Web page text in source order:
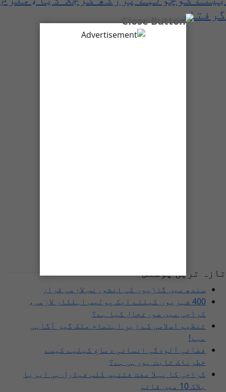
گرفتار
تازہ ترین پوسٹس
سندھ میں گاڑیوں کی انشورنس لازمی قرار
400 شہریوں کیلئے ایک پولیس اہلکار لازمی،
کراچی میں صورتحال کیا ہے؟
تنظیم اسلامی کے زیرِ اہتمام ملک گیر آگاہی
مہم!
فضائی آلودگی انسانی دماغ کیلیے کیسے
خطرناک ثابت ہورہی ہے؟
کراچی کا پہلا مفت فٹنیس کلب فیڈرل بی ایریا
بلاک 10 میں قائم